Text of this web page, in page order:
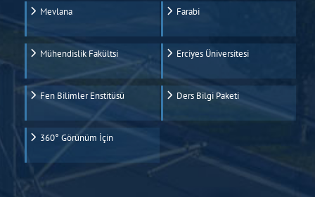
Mevlana Farabi
Mühendislik Fakültsi Erciyes Üniversitesi
Fen Bilimler Enstitüsü Ders Bilgi Paketi
360° Görünüm İçin